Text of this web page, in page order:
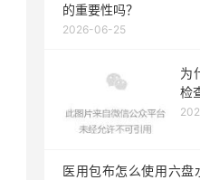
的重要性吗？
2026-06-25
为
检
医用包布怎么使用六盘